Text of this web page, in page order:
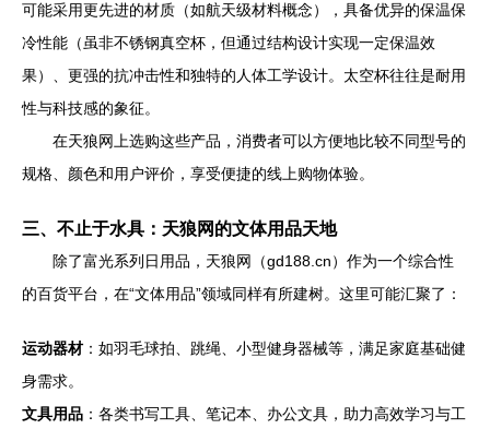
可能采用更先进的材质（如航天级材料概念），具备优异的保温保
冷性能（虽非不锈钢真空杯，但通过结构设计实现一定保温效
果）、更强的抗冲击性和独特的人体工学设计。太空杯往往是耐用
性与科技感的象征。
在天狼网上选购这些产品，消费者可以方便地比较不同型号的
规格、颜色和用户评价，享受便捷的线上购物体验。
三、不止于水具：天狼网的文体用品天地
除了富光系列日用品，天狼网（gd188.cn）作为一个综合性
的百货平台，在“文体用品”领域同样有所建树。这里可能汇聚了：
运动器材：如羽毛球拍、跳绳、小型健身器械等，满足家庭基础健
身需求。
文具用品 ：各类书写工具、笔记本、办公文具，助力高效学习与工